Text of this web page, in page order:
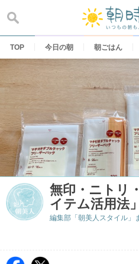
content
TOP 今日の朝 朝ごはん
無印・ニトリ
イテム活用法
編集部「朝美人スタイル」